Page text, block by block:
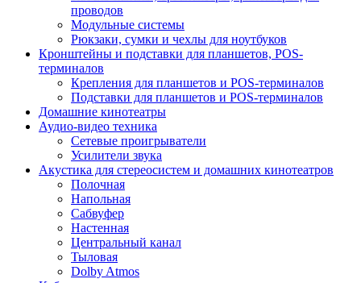
проводов
Модульные системы
Рюкзаки, сумки и чехлы для ноутбуков
Кронштейны и подставки для планшетов, POS-
терминалов
Крепления для планшетов и POS-терминалов
Подставки для планшетов и POS-терминалов
Домашние кинотеатры
Аудио-видео техника
Сетевые проигрыватели
Усилители звука
Акустика для стереосистем и домашних кинотеатров
Полочная
Напольная
Сабвуфер
Настенная
Центральный канал
Тыловая
Dolby Atmos